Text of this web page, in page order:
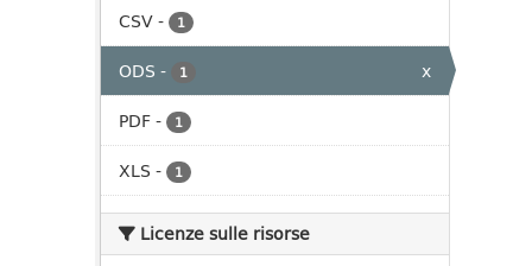
CSV- 1
ODS - 1
x
PDF- 1
XLS - 1
Licenze sulle risorse